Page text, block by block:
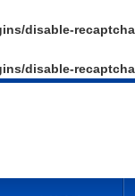
disable-
disable-